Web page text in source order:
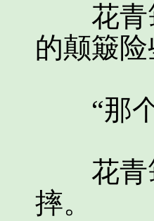
花青筠
的颠簸
“那个
花青筠
摔。